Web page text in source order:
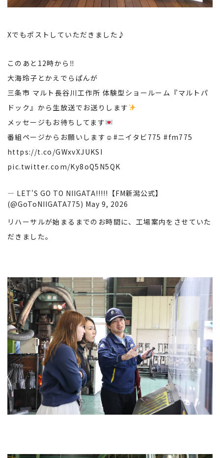
Xでもポストしていただきました♪
このあと12時から‼︎
大海玲子とかえでらぱんが
三条市 マルト長谷川工作所 体験型ショールーム『マルトパ
ドック』から生放送でお送りします
メッセージもお待ちしてます
番組ページからお願いします☺︎ #ニイタビ775 #fm775
https://t.co/GWxvXJUKSI
pic.twitter.com/Ky8oQ5N5QK
— LET'S GO TO NIIGATA!!!!!【FM新潟公式】
(@GoToNIIGATA775) May 9, 2026
リハーサルが始まるまでのお時間に、工場案内をさせていた
だきました。